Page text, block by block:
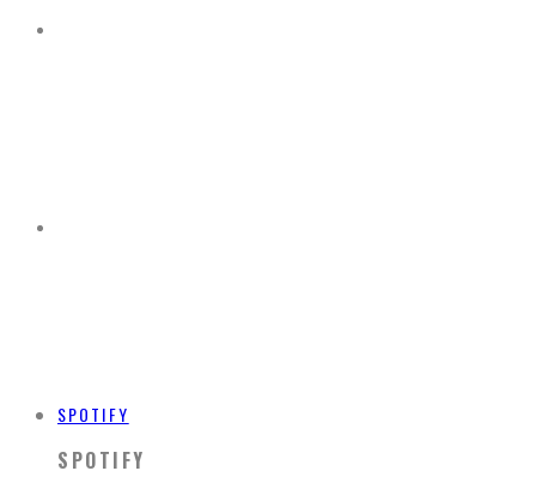
SPOTIFY
SPOTIFY